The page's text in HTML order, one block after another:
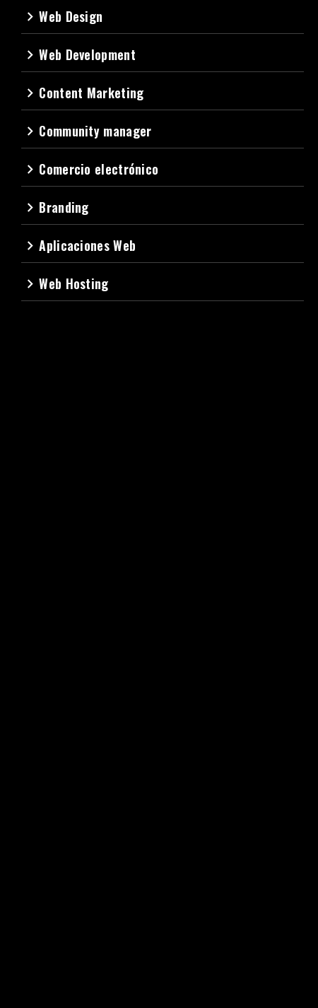
navigate_nextWeb Design
navigate_nextWeb Development
navigate_next Content Marketing
navigate_next Community manager
navigate_next Comercio electrónico
navigate_next Branding
navigate_nextAplicaciones Web
navigate_nextWeb Hosting